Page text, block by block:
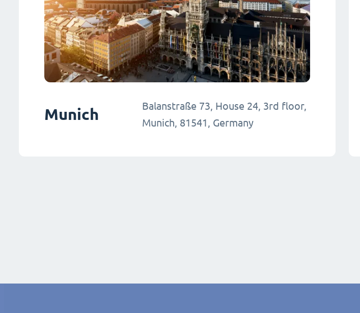
Munich
Balanstraße 73, House 24, 3rd floor,
Munich, 81541, Germany